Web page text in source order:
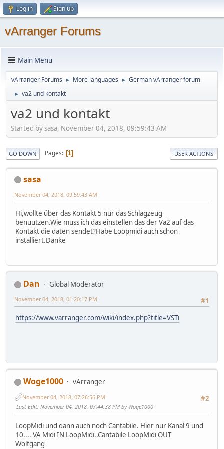
Log in Sign up
vArranger Forums
Main Menu
vArranger Forums ► More languages ► German vArranger forum
► va2 und kontakt
va2 und kontakt
Started by sasa, November 04, 2018, 09:59:43 AM
GO DOWN Pages 1 USER ACTIONS
sasa
November 04, 2018, 09:59:43 AM
Hi,wollte über das Kontakt 5 nur das Schlagzeug
benuutzen.Wie muss ich das einstellen das der Va2 auf das
Kontakt die daten sendet?Habe Loopmidi auch schon
installiert.Danke
Dan
Global Moderator
#1
November 04, 2018, 01:20:17 PM
https://www.varranger.com/wiki/index.php?title=VSTi
Woge1000
vArranger
#2
November 04, 2018, 07:26:56 PM
Last Edit: November 04, 2018, 07:44:38 PM by Woge1000
LoopMidi und dann auch noch Cantabile. Hier nur Kanal 9 und
10.... VA Midi IN LoopMidi..Cantabile LoopMidi OUT
Wolfgang